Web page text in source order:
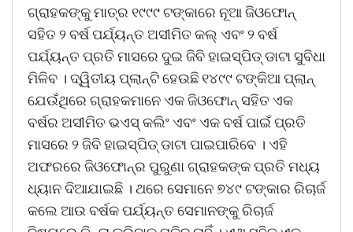
ଗ୍ରାହକଙ୍କୁ ମାତ୍ର ୧୯୯୯ ଟଙ୍କାରେ ନୂଆ ଜିଓଫୋନ୍
ସହିତ ୨ ବର୍ଷ ପର୍ଯ୍ୟନ୍ତ ଅସୀମିତ କଲ୍ ଏବଂ ୨ ବର୍ଷ
ପର୍ଯ୍ୟନ୍ତ ପ୍ରତି ମାସରେ ଦୁଇ ଜିବି ହାଇସ୍ପିଡ୍ ଡାଟା ସୁବିଧା
ମିଳିବ । ଦ୍ୱିତୀୟ ପ୍ଲାନ୍‌ଟି ହେଉଛି ୧୪୯୯ ଟଙ୍କିଆ ପ୍ଲାନ୍
ଯେଉଁଥିରେ ଗ୍ରାହକମାନେ ଏକ ଜିଓଫୋନ୍ ସହିତ ଏକ
ବର୍ଷର ଅସୀମିତ ଭଏସ୍ କଲିଂ ଏବଂ ଏକ ବର୍ଷ ପାଇଁ ପ୍ରତି
ମାସରେ ୨ ଜିବି ହାଇସ୍ପିଡ୍ ଡାଟା ପାଇପାରିବେ । ଏହି
ଅଫରରେ ଜିଓଫୋନ୍‌ର ପୁରୁଣା ଗ୍ରାହକଙ୍କ ପ୍ରତି ମଧ୍ୟ
ଧ୍ୟାନ ଦିଆଯାଇଛି । ଥରେ ସେମାନେ ୭୪୯ ଟଙ୍କାର ରିଚାର୍ଜ
କଲେ ଆଉ ବର୍ଷକ ପର୍ଯ୍ୟନ୍ତ ସେମାନଙ୍କୁ ରିଚାର୍ଜ